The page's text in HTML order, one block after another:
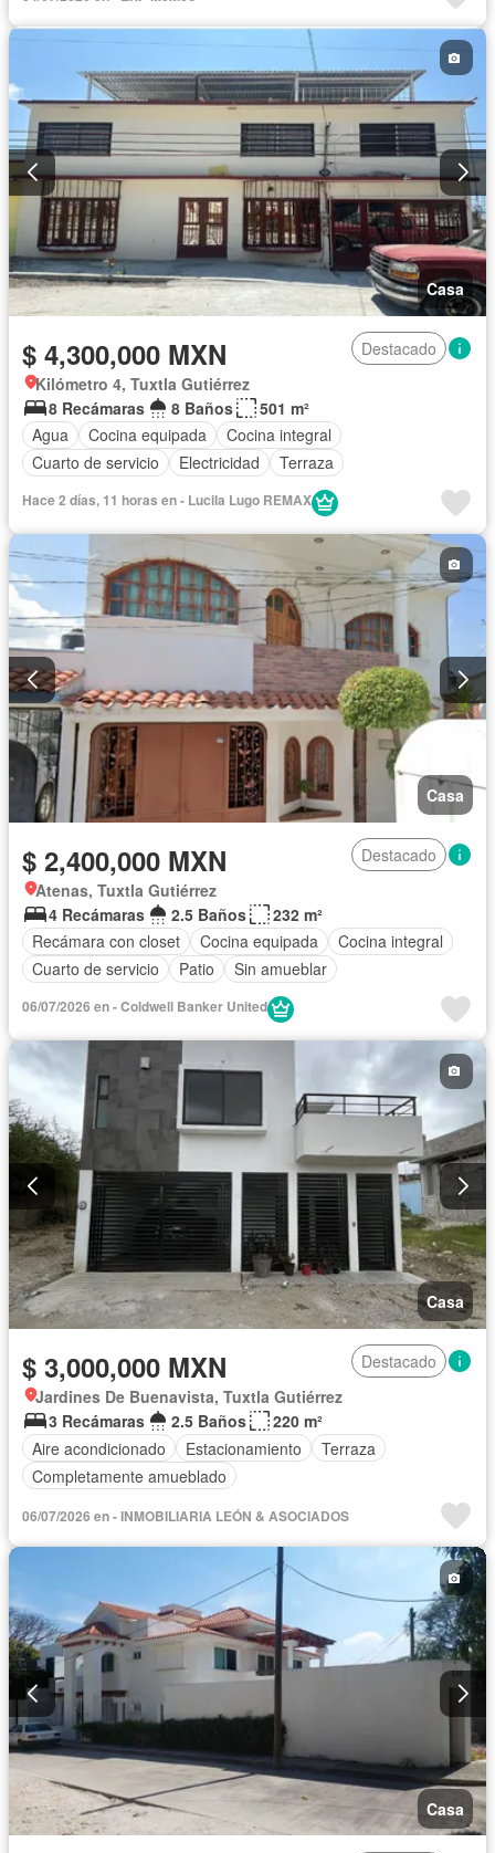
Casa
$ 4,300,000 MXN
Destacado
Kilómetro 4, Tuxtla Gutiérrez
8 Recámaras
8 Baños
501 m²
Agua
Cocina equipada
Cocina integral
Cuarto de servicio
Electricidad Terraza
Hace 2 días, 11 horas en - Lucila Lugo REMAX
Casa
$ 2,400,000 MXN
Destacado
Atenas, Tuxtla Gutiérrez
4 Recámaras
2.5 Baños
232 m²
Recámara con closet
Cocina equipada
Cocina integral
Cuarto de servicio
Patio Sin amueblar
06/07/2026 en - Coldwell Banker United
Casa
$ 3,000,000 MXN
Destacado
Jardines De Buenavista, Tuxtla Gutiérrez
3 Recámaras
2.5 Baños
220 m²
Aire acondicionado
Estacionamiento
Terraza
Completamente amueblado
06/07/2026 en - INMOBILIARIA LEÓN & ASOCIADOS
Casa